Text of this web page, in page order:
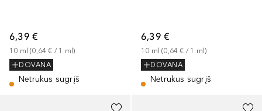
6,39 €
10 ml (0,64 € / 1 ml)
DOVANA
Netrukus sugrįš
6,39 €
10 ml (0,64 € / 1 ml)
DOVANA
Netrukus sugrįš